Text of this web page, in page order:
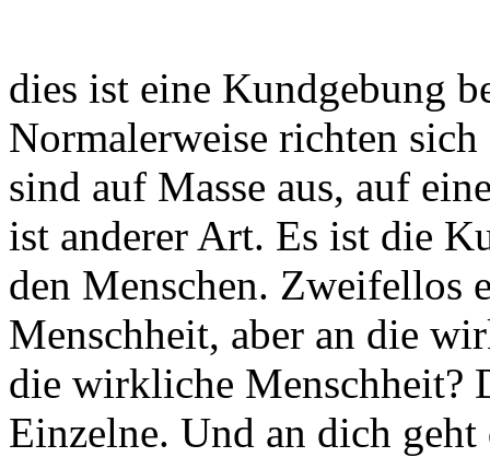
dies ist eine Kundgebung
Normalerweise richten
sind auf Masse aus, auf
ist anderer Art. Es ist die
den Menschen. Zweifellos
Menschheit, aber an die
die wirkliche Menschheit?
Einzelne. Und an dich